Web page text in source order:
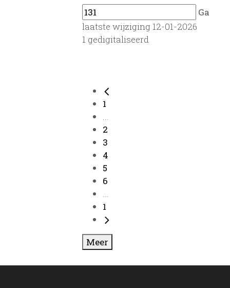
Ga
laatste wijziging 12-01-2026
1 gedigitaliseerd
1
...
2
3
4
5
6
...
1
Meer